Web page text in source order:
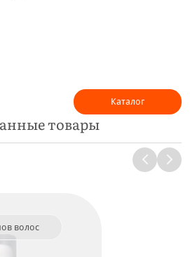
товары
Каталог
волос